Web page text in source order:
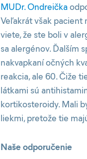
MUDr. Ondreička
Veľakrát však pacient
viete, že ste boli v
sa alergénov. Ďalším
nakvapkaní očných
reakcia, ale 60. Čiže
látkami sú
kortikosteroidy. Mali
liekmi, pretože tie
Naše odporučenie